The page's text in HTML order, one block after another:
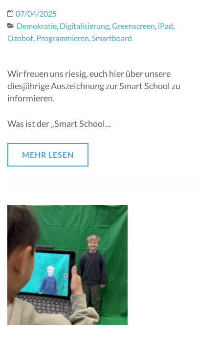
07/04/2025
Demokratie, Digitalisierung,Greenscreen, iPad,
Ozobot, Programmieren,Smartboard
Wir freuen uns riesig, euch hier über unsere
diesjährige Auszeichnung zur Smart School zu
informieren.
Was ist der „Smart School...
MEHR LESEN